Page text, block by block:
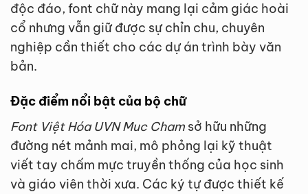
độc đáo, font chữ này mang lại cảm giác hoài
cổ nhưng vẫn giữ được sự chỉn chu, chuyên
nghiệp cần thiết cho các dự án trình bày văn
bản.
Đặc điểm nổi bật của bộ chữ
Font Việt Hóa UVN Muc Cham sở hữu những
đường nét mảnh mai, mô phỏng lại kỹ thuật
viết tay chấm mực truyền thống của học sinh
và giáo viên thời xưa. Các ký tự được thiết kế